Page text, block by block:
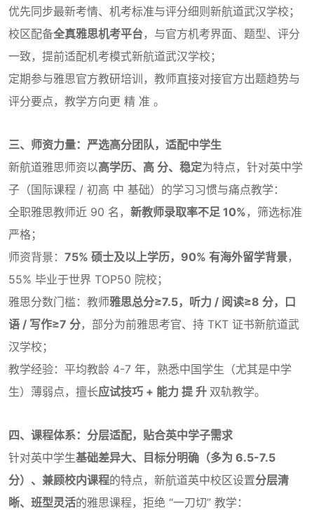
优先同步最新考情、机考标准与评分细则新航道武汉学校；
校区配备全真雅思机考平台，与官方机考界面、题型、评分
一致，提前适配机考模式新航道武汉学校；
定期参与雅思官方教研培训，教师直接对接官方出题趋势与
评分要点，教学方向更 精 准 。
三、师资力量：严选高分团队，适配中学生
新航道雅思师资以高学历、高 分、稳定为特点，针对英中学
子（国际课程 / 初高 中 基础）的学习习惯与痛点教学：
全职雅思教师近 90 名， 新教师录取率不足 10% ，筛选标准
严格；
师资背景： 75% 硕士及以上学历，90% 有海外留学背景，
55% 毕业于世界 TOP50 院校；
雅思分数门槛：教师雅思总分≥7.5，听力 / 阅读≥8 分，口
语 / 写作≥7 分，部分为前雅思考官、持 TKT 证书新航道武
汉学校；
教学经验：平均教龄 4-7 年，熟悉中国学生（尤其是中学
生）薄弱点，擅长应试技巧 + 能力 提 升 双轨教学。
四、课程体系：分层适配，贴合英中学子需求
针对英中学生基础差异大、目标分明确（多为 6.5-7.5
分）、兼顾校内课程的特点，新航道英中校区设置分层清
晰、班型灵活的雅思课程，拒绝 “一刀切” 教学：